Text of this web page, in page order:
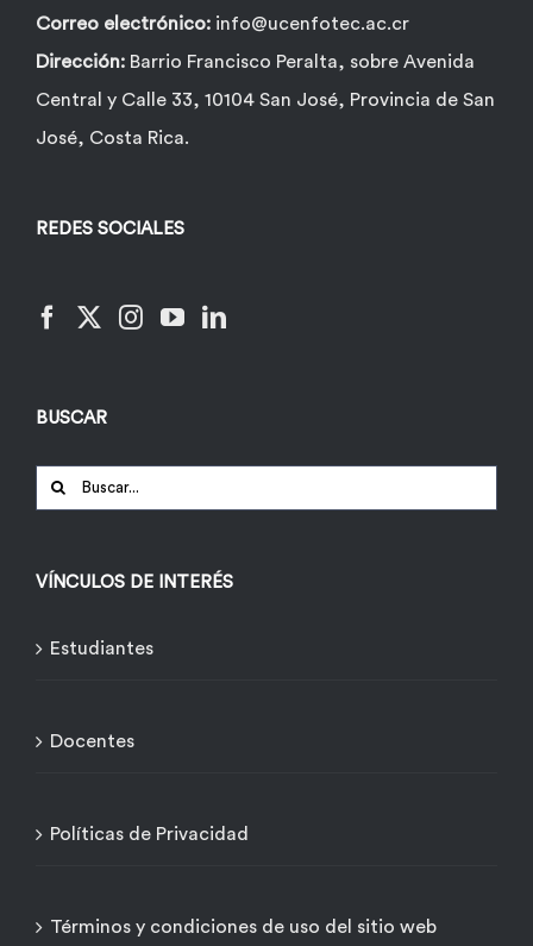
Correo electrónico: info@ucenfotec.ac.cr
Dirección: Barrio Francisco Peralta, sobre Avenida
Central y Calle 33, 10104 San José, Provincia de San
José, Costa Rica.
REDES SOCIALES
BUSCAR
Buscar:
VÍNCULOS DE INTERÉS
Estudiantes
Docentes
Políticas de Privacidad
Términos y condiciones de uso del sitio web